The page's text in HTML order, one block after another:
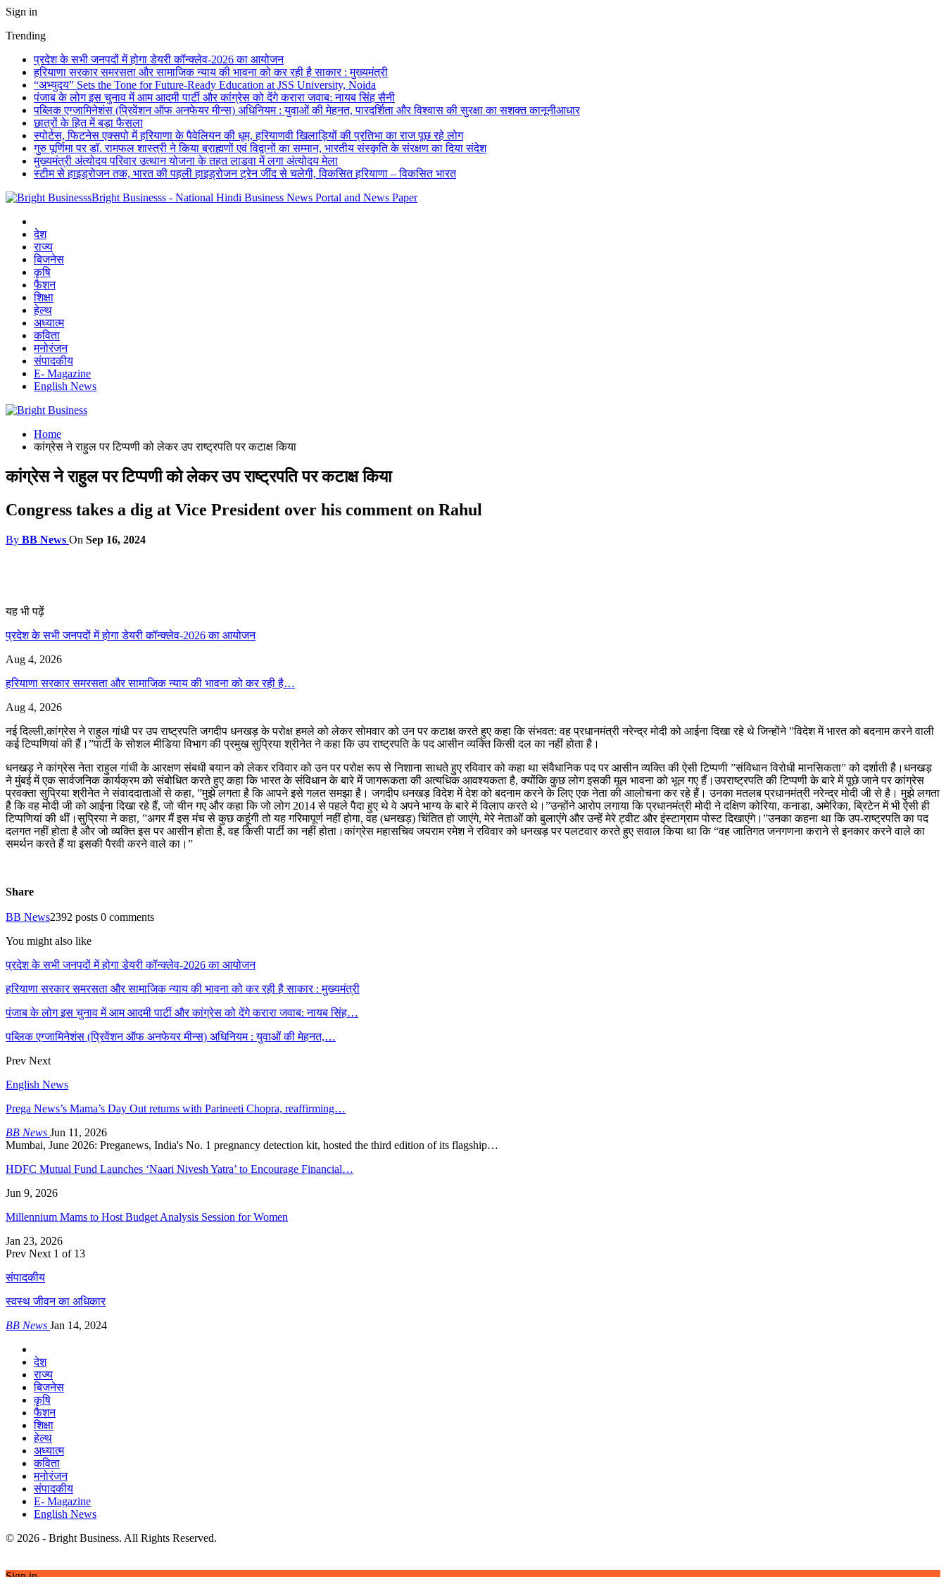
Sign in
Trending
प्रदेश के सभी जनपदों में होगा डेयरी कॉन्क्लेव-2026 का आयोजन
हरियाणा सरकार समरसता और सामाजिक न्याय की भावना को कर रही है साकार : मुख्यमंत्री
“अभ्युदय” Sets the Tone for Future-Ready Education at JSS University, Noida
पंजाब के लोग इस चुनाव में आम आदमी पार्टी और कांग्रेस को देंगे करारा जवाब: नायब सिंह सैनी
पब्लिक एग्जामिनेशंस (प्रिवेंशन ऑफ अनफेयर मीन्स) अधिनियम : युवाओं की मेहनत, पारदर्शिता और विश्वास की सुरक्षा का सशक्त कानूनीआधार
छात्रों के हित में बड़ा फैसला
स्पोर्टस, फिटनेस एक्सपो में हरियाणा के पैवेलियन की धूम, हरियाणवी खिलाड़ियों की प्रतिभा का राज पूछ रहे लोग
गुरु पूर्णिमा पर डॉ. रामफल शास्त्री ने किया ब्राह्मणों एवं विद्वानों का सम्मान, भारतीय संस्कृति के संरक्षण का दिया संदेश
मुख्यमंत्री अंत्योदय परिवार उत्थान योजना के तहत लाडवा में लगा अंत्योदय मेला
स्टीम से हाइड्रोजन तक, भारत की पहली हाइड्रोजन ट्रेन जींद से चलेगी, विकसित हरियाणा – विकसित भारत
Bright Businesss - National Hindi Business News Portal and News Paper
देश
राज्य
बिजनेस
कृषि
फैशन
शिक्षा
हेल्थ
अध्यात्म
कविता
मनोरंजन
संपादकीय
E- Magazine
English News
Home
कांग्रेस ने राहुल पर टिप्पणी को लेकर उप राष्ट्रपति पर कटाक्ष किया
कांग्रेस ने राहुल पर टिप्पणी को लेकर उप राष्ट्रपति पर कटाक्ष किया
Congress takes a dig at Vice President over his comment on Rahul
By BB News On Sep 16, 2024
यह भी पढ़ें
प्रदेश के सभी जनपदों में होगा डेयरी कॉन्क्लेव-2026 का आयोजन
Aug 4, 2026
हरियाणा सरकार समरसता और सामाजिक न्याय की भावना को कर रही है…
Aug 4, 2026
नई दिल्ली,कांग्रेस ने राहुल गांधी पर उप राष्ट्रपति जगदीप धनखड़ के परोक्ष हमले को लेकर सोमवार को उन पर कटाक्ष करते हुए कहा कि संभवत: वह प्रधानमंत्री नरेन्द्र मोदी को आईना दिखा रहे थे जिन्होंने ”विदेश में भारत को बदनाम करने वाली
कई टिप्पणियां की हैं।”पार्टी के सोशल मीडिया विभाग की प्रमुख सुप्रिया श्रीनेत ने कहा कि उप राष्ट्रपति के पद आसीन व्यक्ति किसी दल का नहीं होता है।
धनखड़ ने कांग्रेस नेता राहुल गांधी के आरक्षण संबधी बयान को लेकर रविवार को उन पर परोक्ष रूप से निशाना साधते हुए रविवार को कहा था संवैधानिक पद पर आसीन व्यक्ति की ऐसी टिप्पणी ”संविधान विरोधी मानसिकता” को दर्शाती है।धनखड़
ने मुंबई में एक सार्वजनिक कार्यक्रम को संबोधित करते हुए कहा कि भारत के संविधान के बारे में जागरूकता की अत्यधिक आवश्यकता है, क्योंकि कुछ लोग इसकी मूल भावना को भूल गए हैं।उपराष्ट्रपति की टिप्पणी के बारे में पूछे जाने पर कांग्रेस
प्रवक्ता सुप्रिया श्रीनेत ने संवाददाताओं से कहा, ”मुझे लगता है कि आपने इसे गलत समझा है। जगदीप धनखड़ विदेश में देश को बदनाम करने के लिए एक नेता की आलोचना कर रहे हैं। उनका मतलब प्रधानमंत्री नरेन्द्र मोदी जी से है। मुझे लगता
है कि वह मोदी जी को आईना दिखा रहे हैं, जो चीन गए और कहा कि जो लोग 2014 से पहले पैदा हुए थे वे अपने भाग्य के बारे में विलाप करते थे।”उन्होंने आरोप लगाया कि प्रधानमंत्री मोदी ने दक्षिण कोरिया, कनाडा, अमेरिका, ब्रिटेन में भी ऐसी ही
टिप्पणियां की थीं।सुप्रिया ने कहा, ”अगर मैं इस मंच से कुछ कहूंगी तो यह गरिमापूर्ण नहीं होगा, वह (धनखड़) चिंतित हो जाएंगे, मेरे नेताओं को बुलाएंगे और उन्हें मेरे ट्वीट और इंस्टाग्राम पोस्ट दिखाएंगे।”उनका कहना था कि उप-राष्ट्रपति का पद
दलगत नहीं होता है और जो व्यक्ति इस पर आसीन होता है, वह किसी पार्टी का नहीं होता।कांग्रेस महासचिव जयराम रमेश ने रविवार को धनखड़ पर पलटवार करते हुए सवाल किया था कि “वह जातिगत जनगणना कराने से इनकार करने वाले का
समर्थन करते हैं या इसकी पैरवी करने वाले का।”
Share
BB News2392 posts 0 comments
You might also like
प्रदेश के सभी जनपदों में होगा डेयरी कॉन्क्लेव-2026 का आयोजन
हरियाणा सरकार समरसता और सामाजिक न्याय की भावना को कर रही है साकार : मुख्यमंत्री
पंजाब के लोग इस चुनाव में आम आदमी पार्टी और कांग्रेस को देंगे करारा जवाब: नायब सिंह…
पब्लिक एग्जामिनेशंस (प्रिवेंशन ऑफ अनफेयर मीन्स) अधिनियम : युवाओं की मेहनत,…
Prev Next
English News
Prega News’s Mama’s Day Out returns with Parineeti Chopra, reaffirming…
BB News Jun 11, 2026
Mumbai, June 2026: Preganews, India's No. 1 pregnancy detection kit, hosted the third edition of its flagship…
HDFC Mutual Fund Launches ‘Naari Nivesh Yatra’ to Encourage Financial…
Jun 9, 2026
Millennium Mams to Host Budget Analysis Session for Women
Jan 23, 2026
Prev Next 1 of 13
संपादकीय
स्वस्थ जीवन का अधिकार
BB News Jan 14, 2024
देश
राज्य
बिजनेस
कृषि
फैशन
शिक्षा
हेल्थ
अध्यात्म
कविता
मनोरंजन
संपादकीय
E- Magazine
English News
© 2026 - Bright Business. All Rights Reserved.